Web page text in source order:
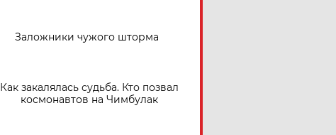
Заложники чужого шторма
Как закалялась судьба. Кто позвал
космонавтов на Чимбулак